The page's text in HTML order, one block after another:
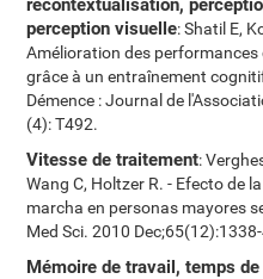
recontextualisation,
perception visuelle: Shatil E,
Amélioration des
grâce à un entraînement
Démence : Journal de
(4): T492.
Vitesse de traitement:
Wang C, Holtzer R. - Efecto de
marcha en personas mayores
Med Sci. 2010
Mémoire de travail, temps